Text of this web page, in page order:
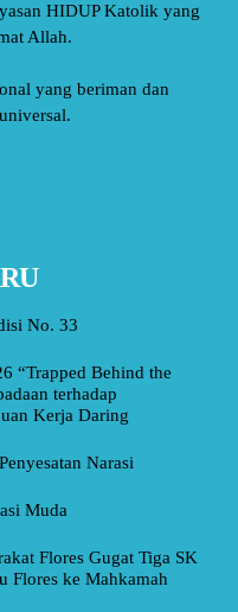
HIDUP Katolik yang
Allah.
yang beriman dan
No. 33
“Trapped Behind the
terhadap
Kerja Daring
Narasi
Muda
Flores Gugat Tiga SK
Flores ke Mahkamah